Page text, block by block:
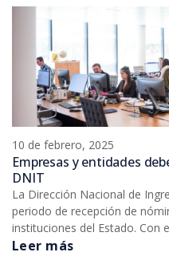
10 de febrero, 2025
Empresas y entidades
DNIT
La Dirección Nacional de
periodo de recepción de
instituciones del Estado. Con
quiénes están alcanzados por
Leer más